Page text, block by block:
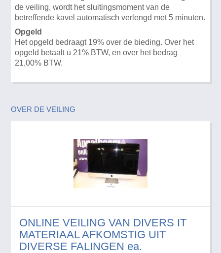
de veiling, wordt het sluitingsmoment van de
betreffende kavel automatisch verlengd met 5 minuten.
Opgeld
Het opgeld bedraagt 19% over de bieding. Over het
opgeld betaalt u 21% BTW, en over het bedrag
21,00% BTW.
OVER DE VEILING
ONLINE VEILING VAN DIVERS IT
MATERIAAL AFKOMSTIG UIT
DIVERSE FALINGEN ea.